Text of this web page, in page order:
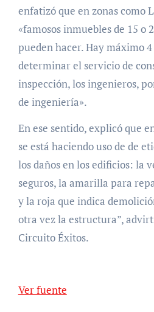
enfatizó que en zonas como
«famosos inmuebles de 15 o
pueden hacer. Hay máximo 4
determinar el servicio de
inspección, los ingenieros,
de ingeniería».
En ese sentido, explicó que
se está haciendo uso de de
los daños en los edificios: la
seguros, la amarilla para
y la roja que indica
otra vez la estructura”,
Circuito Éxitos.
Ver fuente